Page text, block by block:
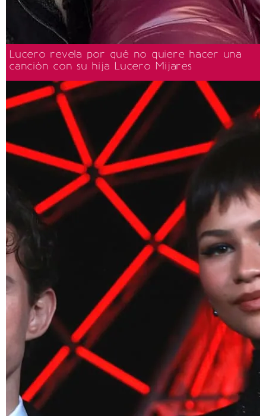
Lucero revela por qué no quiere hacer una
canción con su hija Lucero Mijares